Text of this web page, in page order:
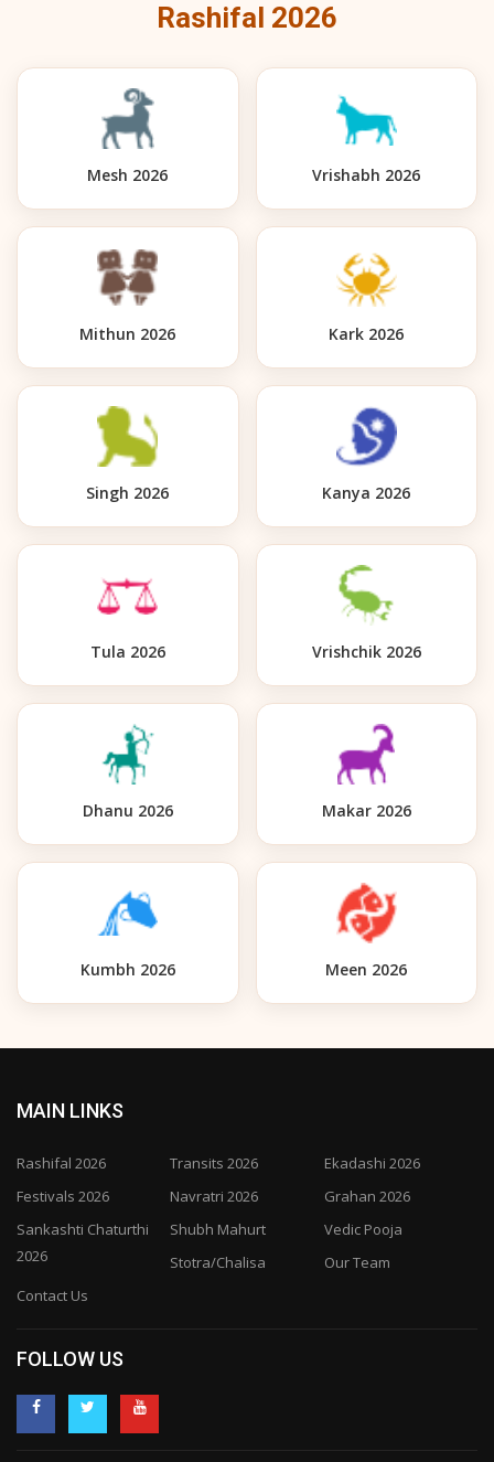
Rashifal 2026
Mesh 2026 Vrishabh 2026
Mithun 2026 Kark 2026
Singh 2026 Kanya 2026
Tula 2026 Vrishchik 2026
Dhanu 2026 Makar 2026
Kumbh 2026 Meen 2026
MAIN LINKS
Rashifal 2026 Transits 2026
Ekadashi 2026
Festivals 2026
Navratri 2026
Grahan 2026
Sankashti Chaturthi
2026
Shubh Mahurt
Vedic Pooja
Stotra/Chalisa
Our Team
Contact Us
FOLLOW US